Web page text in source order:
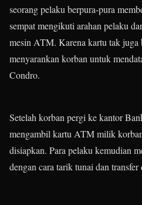
seorang pelaku berpura-pura
sempat mengikuti arahan pelaku
mesin ATM. Karena kartu tak juga
menyarankan korban untuk
Condro.
Setelah korban pergi ke kantor
mengambil kartu ATM milik
disiapkan. Para pelaku kemudian
dengan cara tarik tunai dan